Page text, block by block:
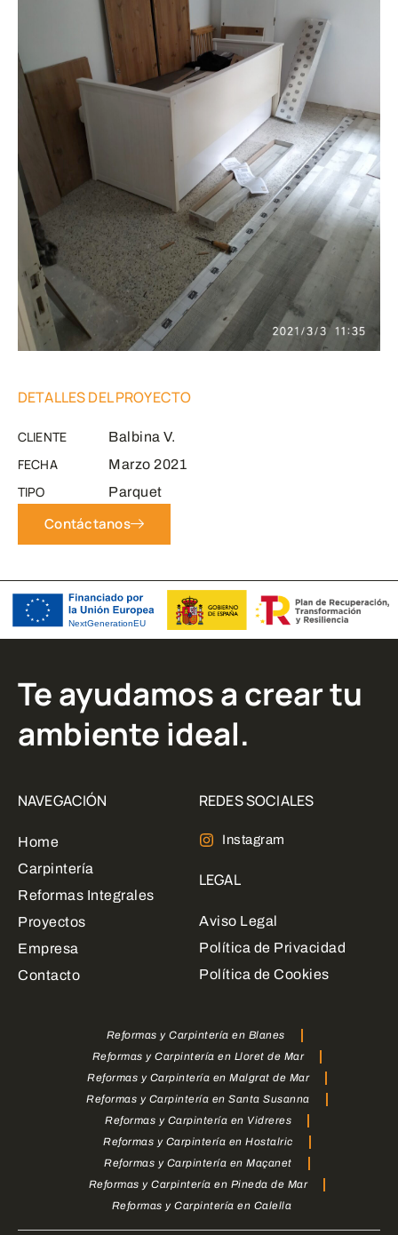
DETALLES DEL PROYECTO
CLIENTE Balbina V.
FECHA Marzo 2021
TIPO Parquet
Contáctanos
Te ayudamos a crear tu
ambiente ideal.
NAVEGACIÓN
Home
Carpintería
Reformas Integrales
Proyectos
Empresa
Contacto
REDES SOCIALES
Instagram
LEGAL
Aviso Legal
Política de Privacidad
Política de Cookies
Reformas y Carpintería en Blanes
Reformas y Carpintería en Lloret de Mar
Reformas y Carpintería en Malgrat de Mar
Reformas y Carpintería en Santa Susanna
Reformas y Carpintería en Vidreres
Reformas y Carpintería en Hostalric
Reformas y Carpintería en Maçanet
Reformas y Carpintería en Pineda de Mar
Reformas y Carpintería en Calella